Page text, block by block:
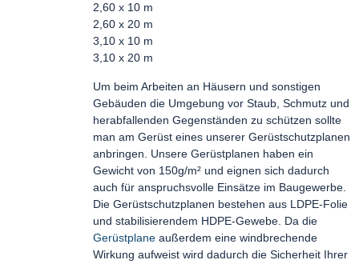
2,60 x 10 m
2,60 x 20 m
3,10 x 10 m
3,10 x 20 m
Um beim Arbeiten an Häusern und sonstigen
Gebäuden die Umgebung vor Staub, Schmutz und
herabfallenden Gegenständen zu schützen sollte
man am Gerüst eines unserer Gerüstschutzplanen
anbringen. Unsere Gerüstplanen haben ein
Gewicht von 150g/m² und eignen sich dadurch
auch für anspruchsvolle Einsätze im Baugewerbe.
Die Gerüstschutzplanen bestehen aus LDPE-Folie
und stabilisierendem HDPE-Gewebe. Da die
Gerüstplane außerdem eine windbrechende
Wirkung aufweist wird dadurch die Sicherheit Ihrer